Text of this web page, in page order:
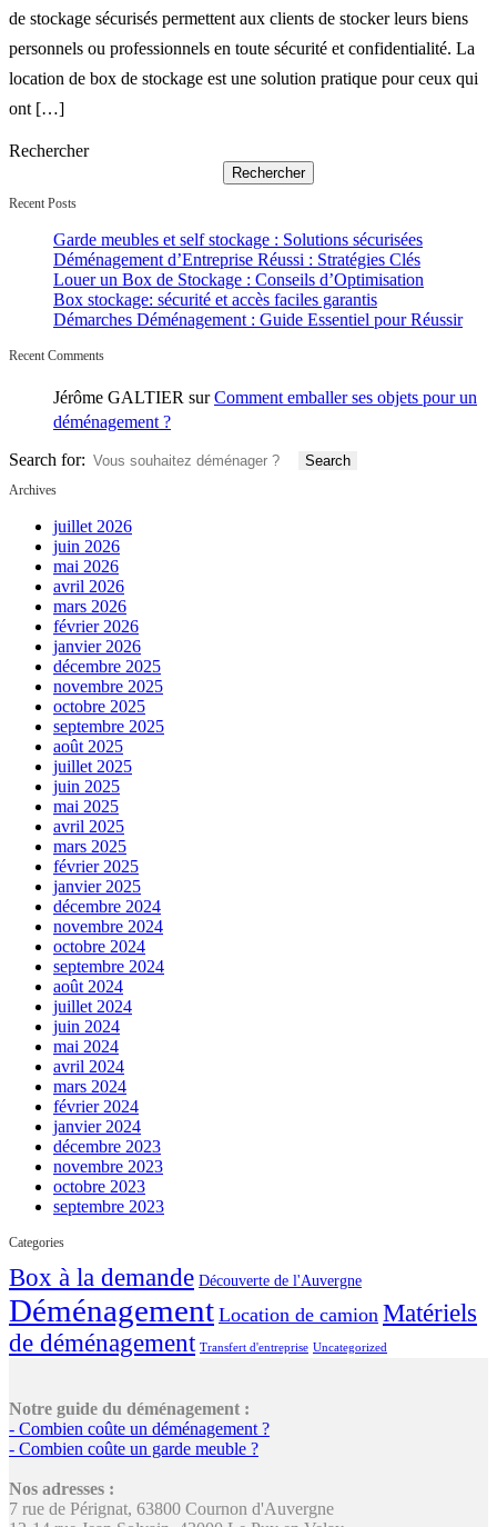
de stockage sécurisés permettent aux clients de stocker leurs biens
personnels ou professionnels en toute sécurité et confidentialité. La
location de box de stockage est une solution pratique pour ceux qui
ont […]
Rechercher
Rechercher
Recent Posts
Garde meubles et self stockage : Solutions sécurisées
Déménagement d’Entreprise Réussi : Stratégies Clés
Louer un Box de Stockage : Conseils d’Optimisation
Box stockage: sécurité et accès faciles garantis
Démarches Déménagement : Guide Essentiel pour Réussir
Recent Comments
Jérôme GALTIER surComment emballer ses objets pour un
déménagement ?
Search for:
Archives
juillet 2026
juin 2026
mai 2026
avril 2026
mars 2026
février 2026
janvier 2026
décembre 2025
novembre 2025
octobre 2025
septembre 2025
août 2025
juillet 2025
juin 2025
mai 2025
avril 2025
mars 2025
février 2025
janvier 2025
décembre 2024
novembre 2024
octobre 2024
septembre 2024
août 2024
juillet 2024
juin 2024
mai 2024
avril 2024
mars 2024
février 2024
janvier 2024
décembre 2023
novembre 2023
octobre 2023
septembre 2023
Categories
Box à la demande Découverte de l'Auvergne
Déménagement Location de camion Matériels
de déménagement Transfert d'entreprise Uncategorized
Notre guide du déménagement :
- Combien coûte un déménagement ?
- Combien coûte un garde meuble ?
Nos adresses :
7 rue de Pérignat, 63800 Cournon d'Auvergne